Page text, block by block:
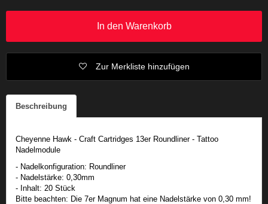
In den Warenkorb
Zur Merkliste hinzufügen
Beschreibung
Cheyenne Hawk - Craft Cartridges 13er Roundliner - Tattoo
Nadelmodule
- Nadelkonfiguration: Roundliner
- Nadelstärke: 0,30mm
- Inhalt: 20 Stück
Bitte beachten: Die 7er Magnum hat eine Nadelstärke von 0,30 mm!